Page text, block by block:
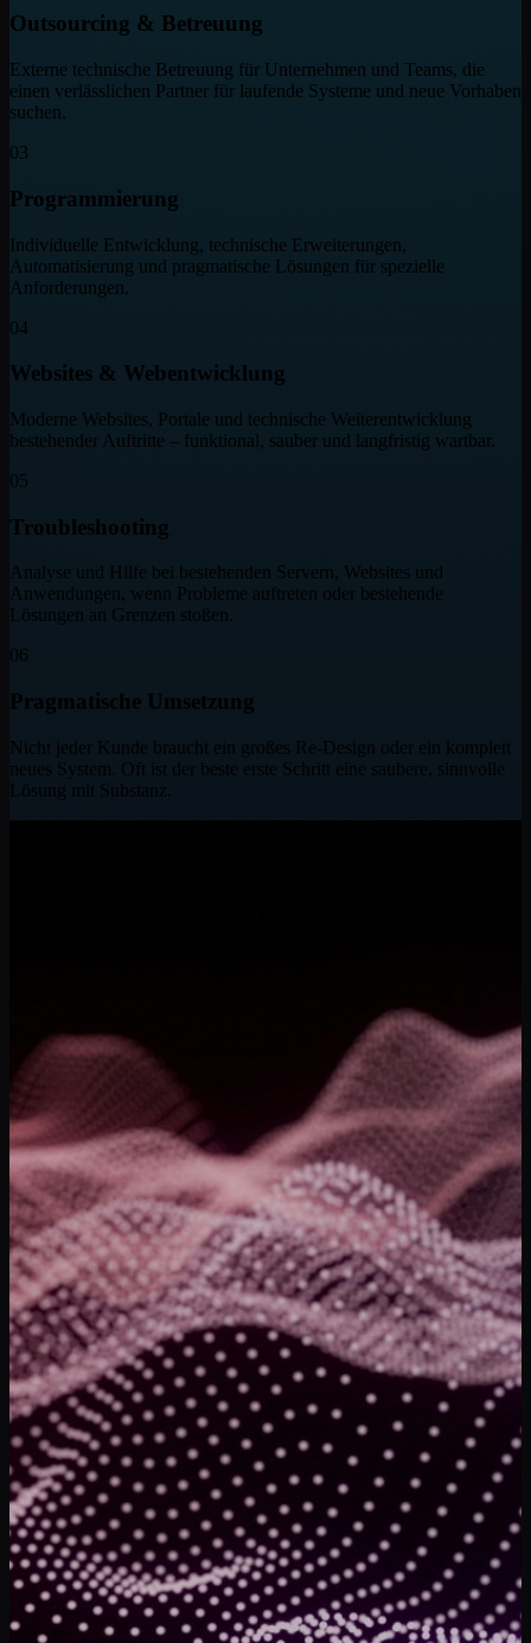
Outsourcing & Betreuung
Externe technische Betreuung für Unternehmen und Teams, die
einen verlässlichen Partner für laufende Systeme und neue Vorhaben
suchen.
03
Programmierung
Individuelle Entwicklung, technische Erweiterungen,
Automatisierung und pragmatische Lösungen für spezielle
Anforderungen.
04
Websites & Webentwicklung
Moderne Websites, Portale und technische Weiterentwicklung
bestehender Auftritte – funktional, sauber und langfristig wartbar.
05
Troubleshooting
Analyse und Hilfe bei bestehenden Servern, Websites und
Anwendungen, wenn Probleme auftreten oder bestehende
Lösungen an Grenzen stoßen.
06
Pragmatische Umsetzung
Nicht jeder Kunde braucht ein großes Re-Design oder ein komplett
neues System. Oft ist der beste erste Schritt eine saubere, sinnvolle
Lösung mit Substanz.